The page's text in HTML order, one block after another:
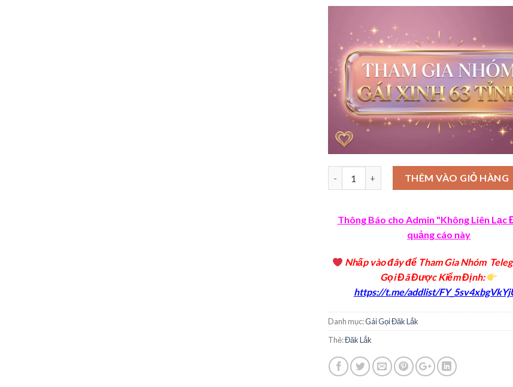
THÊM VÀO GIỎ HÀNG
Thông Báo cho Admin "Không Liên Lạc
quảng cáo này
Nhấp vào đây để Tham Gia Nhóm
Gọi Đã Được Kiểm Định:
https://t.me/addlist/
Danh mục:Gái Gọi Đăk Lắk
Thẻ:Đăk Lắk